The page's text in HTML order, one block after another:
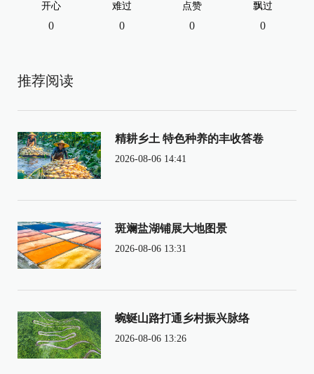
开心
0
难过
0
点赞
0
飘过
0
推荐阅读
精耕乡土 特色种养的丰收答卷
2026-08-06 14:41
斑斓盐湖铺展大地图景
2026-08-06 13:31
蜿蜒山路打通乡村振兴脉络
2026-08-06 13:26